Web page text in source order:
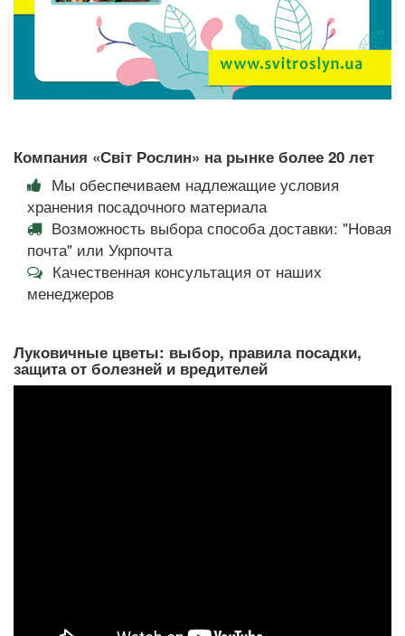
Компания «Світ Рослин» на рынке более 20 лет
Мы обеспечиваем надлежащие условия
хранения посадочного материала
Возможность выбора способа доставки: "Новая
почта" или Укрпочта
Качественная консультация от наших
менеджеров
Луковичные цветы: выбор, правила посадки,
защита от болезней и вредителей